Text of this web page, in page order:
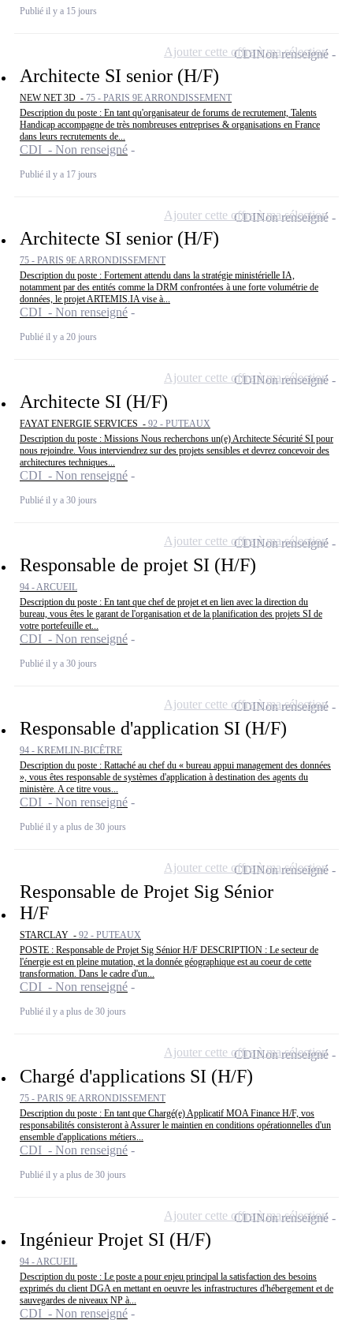
Publié il y a 15 jours
Architecte SI senior (H/F)
NEW NET 3D - 75 - PARIS 9E ARRONDISSEMENT
Description du poste : En tant qu'organisateur de forums de recrutement, Talents
Handicap accompagne de très nombreuses entreprises & organisations en France
dans leurs recrutements de...
CDI - Non renseigné
Publié il y a 17 jours
CDINon renseigné
Ajouter cette offre à ma sélection
Architecte SI senior (H/F)
75 - PARIS 9E ARRONDISSEMENT
Description du poste : Fortement attendu dans la stratégie ministérielle IA,
notamment par des entités comme la DRM confrontées à une forte volumétrie de
données, le projet ARTEMIS.IA vise à...
CDI - Non renseigné
Publié il y a 20 jours
CDINon renseigné
Ajouter cette offre à ma sélection
Architecte SI (H/F)
FAYAT ENERGIE SERVICES - 92 - PUTEAUX
Description du poste : Missions Nous recherchons un(e) Architecte Sécurité SI pour
nous rejoindre. Vous interviendrez sur des projets sensibles et devrez concevoir des
architectures techniques...
CDI - Non renseigné
Publié il y a 30 jours
CDINon renseigné
Ajouter cette offre à ma sélection
Responsable de projet SI (H/F)
94 - ARCUEIL
Description du poste : En tant que chef de projet et en lien avec la direction du
bureau, vous êtes le garant de l'organisation et de la planification des projets SI de
votre portefeuille et...
CDI - Non renseigné
Publié il y a 30 jours
CDINon renseigné
Ajouter cette offre à ma sélection
Responsable d'application SI (H/F)
94 - KREMLIN-BICÊTRE
Description du poste : Rattaché au chef du « bureau appui management des données
», vous êtes responsable de systèmes d'application à destination des agents du
ministère. A ce titre vous...
CDI - Non renseigné
Publié il y a plus de 30 jours
CDINon renseigné
Ajouter cette offre à ma sélection
Responsable de Projet Sig Sénior
H/F
STARCLAY - 92 - PUTEAUX
POSTE : Responsable de Projet Sig Sénior H/F DESCRIPTION : Le secteur de
l'énergie est en pleine mutation, et la donnée géographique est au coeur de cette
transformation. Dans le cadre d'un...
CDI - Non renseigné
Publié il y a plus de 30 jours
CDINon renseigné
Ajouter cette offre à ma sélection
Chargé d'applications SI (H/F)
75 - PARIS 9E ARRONDISSEMENT
Description du poste : En tant que Chargé(e) Applicatif MOA Finance H/F, vos
responsabilités consisteront à Assurer le maintien en conditions opérationnelles d'un
ensemble d'applications métiers...
CDI - Non renseigné
Publié il y a plus de 30 jours
CDINon renseigné
Ajouter cette offre à ma sélection
Ingénieur Projet SI (H/F)
94 - ARCUEIL
Description du poste : Le poste a pour enjeu principal la satisfaction des besoins
exprimés du client DGA en mettant en oeuvre les infrastructures d'hébergement et de
sauvegardes de niveaux NP à...
CDI - Non renseigné
CDINon renseigné
Ajouter cette offre à ma sélection